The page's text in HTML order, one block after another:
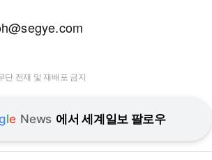
전재 및 재배포 금지
le News 에서 세계일보 팔로우